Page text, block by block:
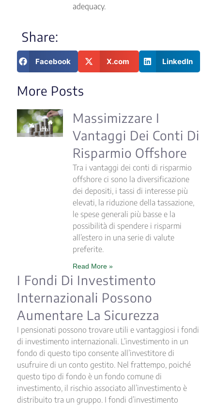
adequacy.
Share:
Facebook X.com LinkedIn
More Posts
Massimizzare I
Vantaggi Dei Conti Di
Risparmio Offshore
Tra i vantaggi dei conti di risparmio
offshore ci sono la diversificazione
dei depositi, i tassi di interesse più
elevati, la riduzione della tassazione,
le spese generali più basse e la
possibilità di spendere i risparmi
all’estero in una serie di valute
preferite.
Read More »
I Fondi Di Investimento
Internazionali Possono
Aumentare La Sicurezza
I pensionati possono trovare utili e vantaggiosi i fondi
di investimento internazionali. L’investimento in un
fondo di questo tipo consente all’investitore di
usufruire di un conto gestito. Nel frattempo, poiché
questo tipo di fondo è un fondo comune di
investimento, il rischio associato all’investimento è
distribuito tra un gruppo. I fondi d’investimento